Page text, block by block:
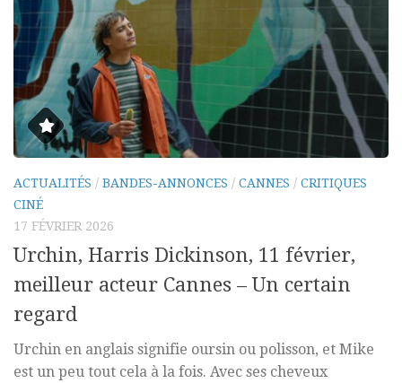
ACTUALITÉS / BANDES-ANNONCES / CANNES / CRITIQUES
CINÉ
17 FÉVRIER 2026
Urchin, Harris Dickinson, 11 février,
meilleur acteur Cannes – Un certain
regard
Urchin en anglais signifie oursin ou polisson, et Mike
est un peu tout cela à la fois. Avec ses cheveux